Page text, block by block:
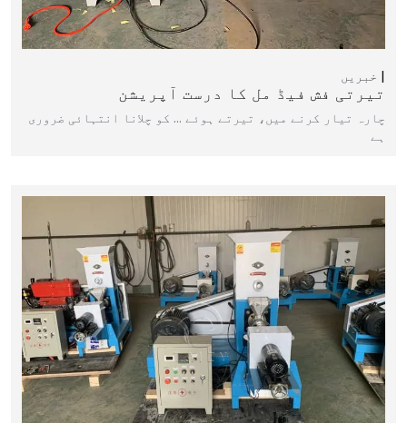
خبریں
تیرتی فش فیڈ مل کا درست آپریشن
چارہ تیار کرنے میں، تیرتے ہوئے … کو چلانا انتہائی ضروری
ہے